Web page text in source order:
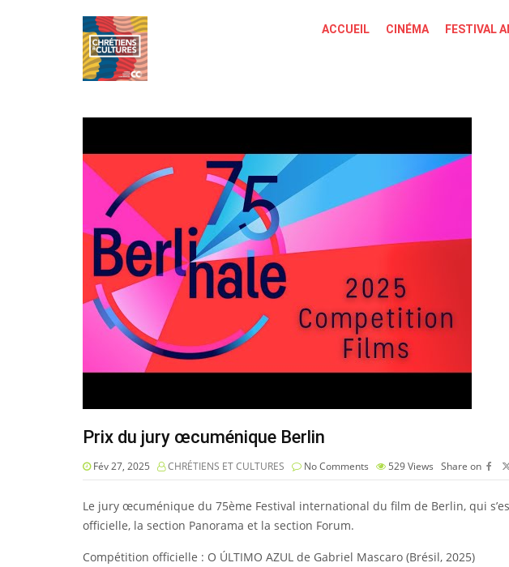
ACCUEIL CINÉMA FESTIVAL
Prix du jury œcuménique Berlin
Fév 27, 2025 CHRÉTIENS ET CULTURES No Comments 529Views Share on
Le jury œcuménique du 75ème Festival international du film de Berlin, qui
officielle, la section Panorama et la section Forum.
Compétition officielle : O ÚLTIMO AZUL de Gabriel Mascaro (Brésil, 2025)